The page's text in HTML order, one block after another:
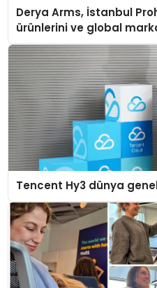
Derya Arms, İstanbul
ürünlerini ve global
Tencent Hy3 dünya